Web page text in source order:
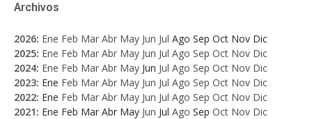
Archivos
2026: Ene Feb Mar Abr May Jun Jul Ago Sep Oct Nov Dic
2025: Ene Feb Mar Abr May Jun Jul Ago Sep Oct Nov Dic
2024: Ene Feb Mar Abr May Jun Jul Ago Sep Oct Nov Dic
2023: Ene Feb Mar Abr May Jun Jul Ago Sep Oct Nov Dic
2022: Ene Feb Mar Abr May Jun Jul Ago Sep Oct Nov Dic
2021: Ene Feb Mar Abr May Jun Jul Ago Sep Oct Nov Dic